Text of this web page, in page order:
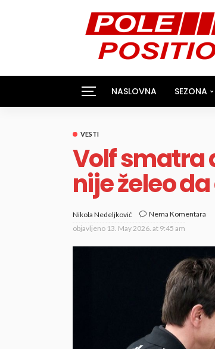
NASLOVNA SEZONA
VESTI
Volf smatra
nije želeo
Nikola Nedeljković
Nema Komentara
objavljeno 13. May 2026. at 9:45 am